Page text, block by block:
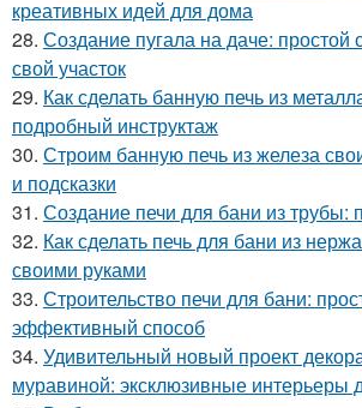
креативных идей для дома
28. Создание пугала на даче: простой
свой участок
29. Как сделать банную печь из
подробный инструктаж
30. Строим банную печь из железа
и подсказки
31. Создание печи для бани из трубы:
32. Как сделать печь для бани из
своими руками
33. Строительство печи для бани:
эффективный способ
34. Удивительный новый проект
муравиной: эксклюзивные интерьеры